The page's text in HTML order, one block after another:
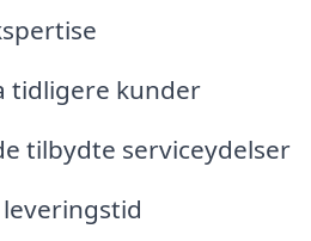
tidligere kunder
tilbydte serviceydelser